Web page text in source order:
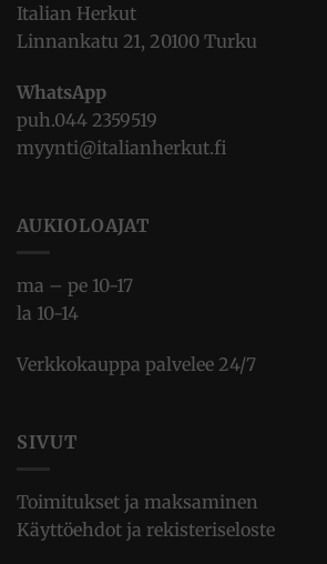
Italian Herkut
Linnankatu 21, 20100 Turku
WhatsApp
puh.044 2359519
myynti@italianherkut.fi
AUKIOLOAJAT
ma – pe 10-17
la 10-14
Verkkokauppa palvelee 24/7
SIVUT
Toimitukset ja maksaminen
Käyttöehdot ja rekisteriseloste